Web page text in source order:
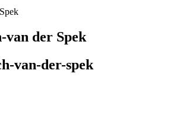
van der Spek
van-der-spek